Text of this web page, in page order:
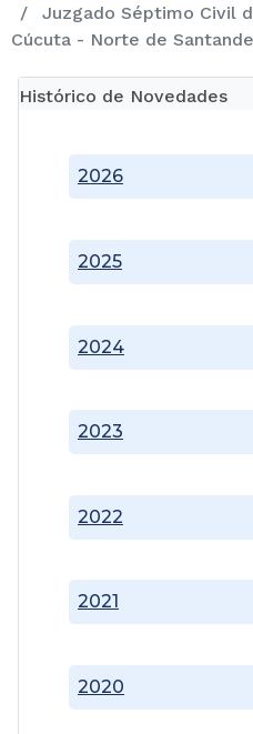
Juzgado Séptimo Civil
Cúcuta - Norte de
Histórico de Novedades
2020
2021
2022
2023
2024
2025
2026